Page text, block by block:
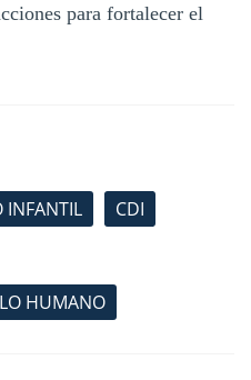
para fortalecer el
INFANTIL
CDI
HUMANO